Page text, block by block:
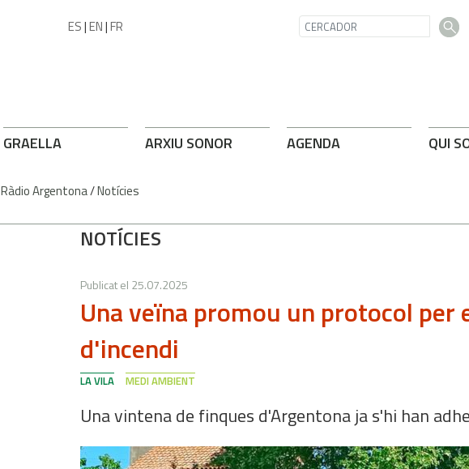
ES|EN|FR
GRAELLA ARXIU SONOR AGENDA QUI
Ràdio Argentona/Notícies
NOTÍCIES
Publicat el 25.07.2025
Una veïna promou un protocol per
d'incendi
LA VILA MEDI AMBIENT
Una vintena de finques d'Argentona ja s'hi han